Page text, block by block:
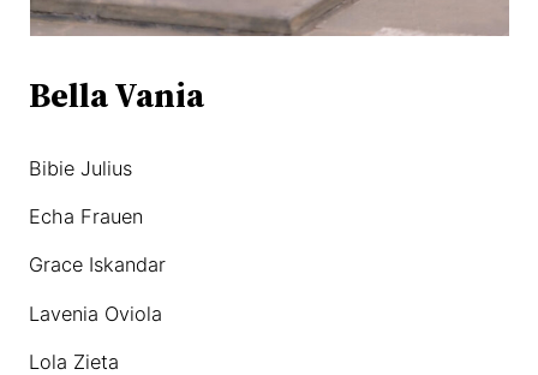
Bella Vania
Bibie Julius
Echa Frauen
Grace Iskandar
Lavenia Oviola
Lola Zieta